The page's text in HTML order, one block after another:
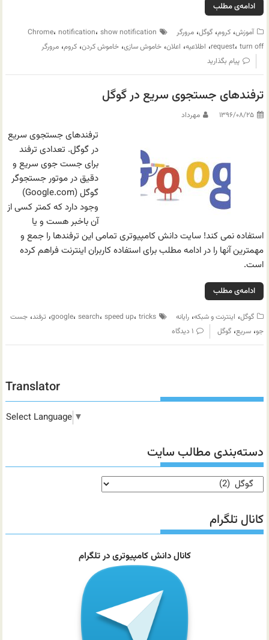
ادامه‌ی مطلب
آموزش،کروم،گوگل،مرورگر Chrome، notification، show notification
request، turn off ، اطلاعیه، اعلان،خاموش سازی،خاموش کردن،کروم،مرورگر
پیام بگذارید
ترفندهای جستجوی سریع در گوگل
۱۳۹۶/۰۸/۲۵ مهرداد
ترفندهای جستجوی سریع
در گوگل. تعدادی ترفند
برای جست جوی سریع و
دقیق در موتور جستجوگر
گوگل (Google.com)
وجود دارد که کمتر کسی از
آن باخبر هست و یا
استفاده نمی کند! سایت دانش کامپیوتری تمامی این ترفندها را جمع و
مهمترین آنها را در ادامه مطلب برای استفاده کاربران اینترنت فراهم کرده
است.
ادامه‌ی مطلب
گوگل، اینترنت و شبکه،رایانه google، search، speed up، tricks ، ترفند،جست
جو،سریع،گوگل ۱ دیدگاه
Translator
Select Language ▼
دسته‌بندی مطالب سایت
دسته‌بندی
مطالب
سایت
کانال تلگرام
کانال دانش کامپیوتری در تلگرام